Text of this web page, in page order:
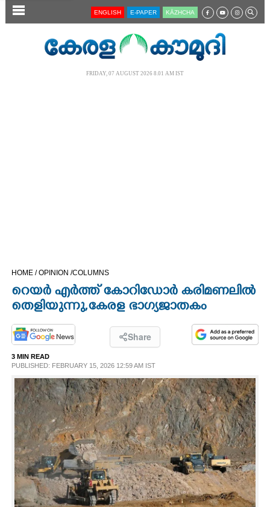
SECTIONS
LIFESTYLE
SPIRITUAL
INFO+
ART
ENGLISH E-PAPER KĀZHCHA
FRIDAY, 07 AUGUST 2026 8.01 AM IST
HOME /OPINION /COLUMNS
റെയർ എർത്ത് കോറിഡോർ കരിമണലിൽ
തെളിയുന്നു,​ കേരള ഭാഗ്യജാതകം
Share
3 MIN READ
PUBLISHED: FEBRUARY 15, 2026 12:59 AM IST